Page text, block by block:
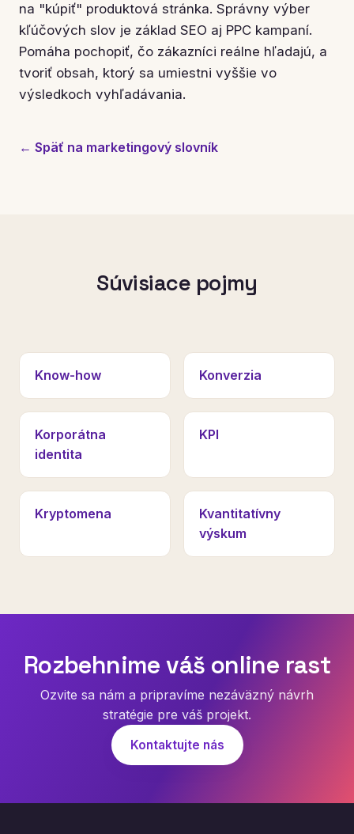
na "kúpiť" produktová stránka. Správny výber
kľúčových slov je základ SEO aj PPC kampaní.
Pomáha pochopiť, čo zákazníci reálne hľadajú, a
tvoriť obsah, ktorý sa umiestni vyššie vo
výsledkoch vyhľadávania.
← Späť na marketingový slovník
Súvisiace pojmy
Know-how Konverzia
Korporátna
identita
KPI
Kryptomena
Kvantitatívny
výskum
Rozbehnime váš online rast
Ozvite sa nám a pripravíme nezáväzný návrh
stratégie pre váš projekt.
Kontaktujte nás